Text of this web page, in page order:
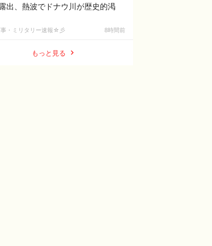
出、熱波でドナウ川が歴史的渇
・ミリタリー速報☆彡 8時間前
もっと見る